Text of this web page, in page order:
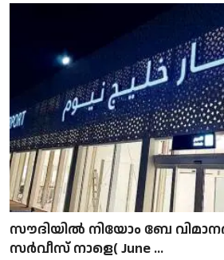
സൗദിയിൽ നിയോം ബേ
സർവീസ് നാളെ( June ...